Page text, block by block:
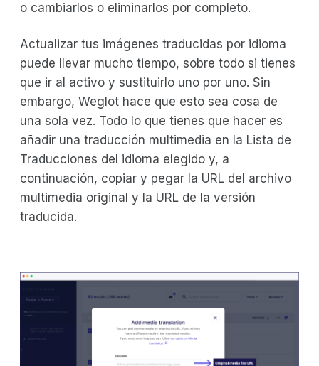
o cambiarlos o eliminarlos por completo.
Actualizar tus imágenes traducidas por idioma
puede llevar mucho tiempo, sobre todo si tienes
que ir al activo y sustituirlo uno por uno. Sin
embargo, Weglot hace que esto sea cosa de
una sola vez. Todo lo que tienes que hacer es
añadir una traducción multimedia en la Lista de
Traducciones del idioma elegido y, a
continuación, copiar y pegar la URL del archivo
multimedia original y la URL de la versión
traducida.